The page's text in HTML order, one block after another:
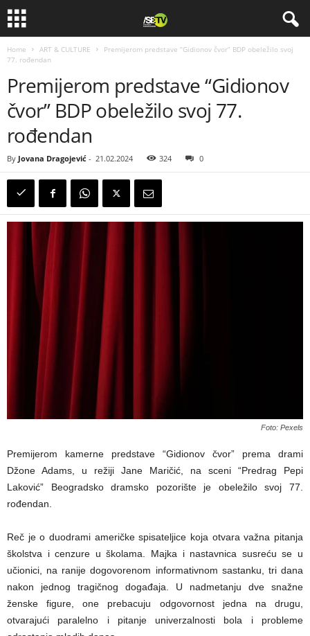
Home ART & CULTURE
Premijerom predstave “Gidionov čvor” BDP obeležilo svoj
77. rođendan
Premijerom predstave “Gidionov
čvor” BDP obeležilo svoj 77.
rođendan
By Jovana Dragojević - 21.02.2024 324 0
Foto: Pexels
Premijerom kamerne predstave “Gidionov čvor” prema drami
Džone Adams, u režiji Jane Maričić, na sceni “Predrag Pepi
Laković” Beogradsko dramsko pozorište je obeležilo svoj 77.
rođendan.
Reč je o duodrami američke spisateljice koja otvara važna pitanja
školstva i cenzure u školama. Majka i nastavnica susreću se u
učionici, na ranije dogovorenom informativnom sastanku, tri dana
nakon jednog tragičnog događaja. U nadmetanju dve snažne
ženske figure, one prebacuju odgovornost jedna na drugu,
otvarajući paralelno i pitanje univerzalnosti bola i probleme